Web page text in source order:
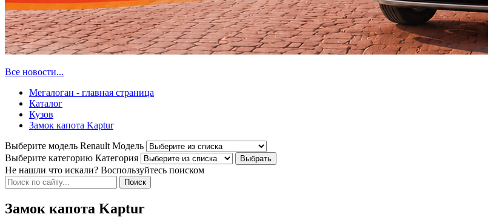
Все новости...
Мегалоган - главная страница
Каталог
Кузов
Замок капота Kaptur
Выберите модель Renault Модель
Выберите категорию Категория
Не нашли что искали? Воспользуйтесь поиском
Замок капота Kaptur